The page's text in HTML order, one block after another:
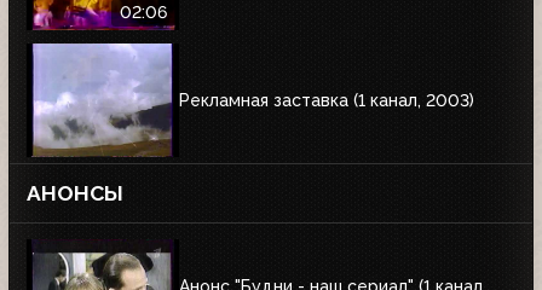
02:06
Рекламная заставка (1 канал, 2003)
АНОНСЫ